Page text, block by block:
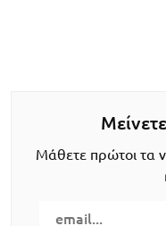
Μάθετε πρώτοι τα